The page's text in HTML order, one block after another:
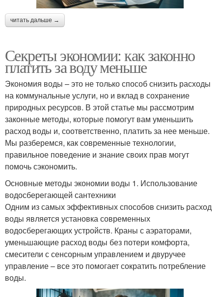
читать дальше →
Секреты экономии: как законно
платить за воду меньше
Экономия воды – это не только способ снизить расходы
на коммунальные услуги, но и вклад в сохранение
природных ресурсов. В этой статье мы рассмотрим
законные методы, которые помогут вам уменьшить
расход воды и, соответственно, платить за нее меньше.
Мы разберемся, как современные технологии,
правильное поведение и знание своих прав могут
помочь сэкономить.
Основные методы экономии воды 1. Использование
водосберегающей сантехники
Одним из самых эффективных способов снизить расход
воды является установка современных
водосберегающих устройств. Краны с аэраторами,
уменьшающие расход воды без потери комфорта,
смесители с сенсорным управлением и двуручее
управление – все это помогает сократить потребление
воды.